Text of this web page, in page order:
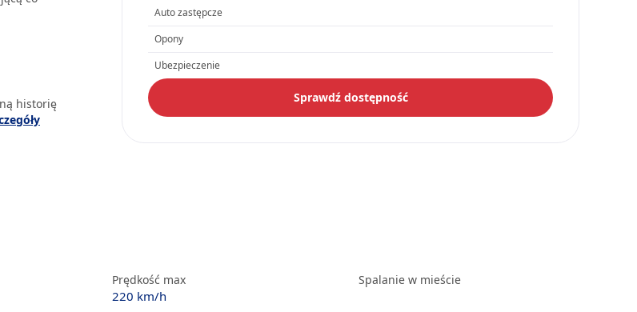
Auto zastępcze
Opony
Ubezpieczenie
Sprawdź dostępność
historię
Prędkość max
220 km/h
Spalanie w mieście